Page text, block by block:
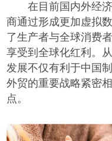
在目前国内外经
商通过形成更加虚拟
了生产者与全球消费
享受到全球化红利。
发展不仅有利于中国
外贸的重要战略紧密
点。